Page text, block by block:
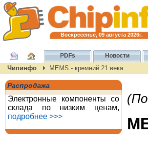
Воскресенье, 09 августа 2026г.
PDFs Новости
Чипинфо MEMS - кремний 21 века
Распродажа
Электронные компоненты со
склада по низким ценам,
подробнее >>>